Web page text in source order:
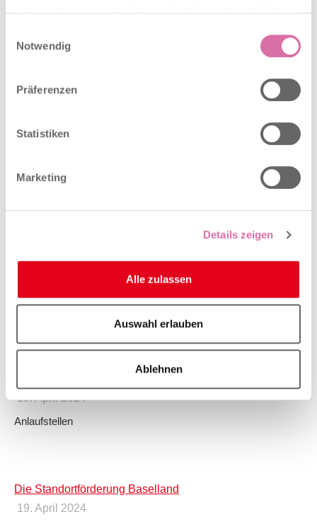
Notwendig
Präferenzen
Statistiken
Marketing
Details zeigen
Alle zulassen
Auswahl erlauben
Ablehnen
Wirtschaftsverbände
Anlaufstellen
19. April 2024
Anlaufstellen
19. April 2024
Anlaufstellen
Die Standortförderung Baselland
19. April 2024